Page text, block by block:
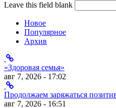
Leave this field blank
Новое
Популярное
Архив
«Здоровая семья»
авг 7, 2026 - 17:02
Продолжаем заряжаться
авг 7, 2026 - 16:51